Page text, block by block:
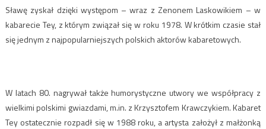
Sławę zyskał dzięki występom – wraz z Zenonem Laskowikiem – w
kabarecie Tey, z którym związał się w roku 1978. W krótkim czasie stał
się jednym z najpopularniejszych polskich aktorów kabaretowych.
W latach 80. nagrywał także humorystyczne utwory we współpracy z
wielkimi polskimi gwiazdami, m.in. z Krzysztofem Krawczykiem. Kabaret
Tey ostatecznie rozpadł się w 1988 roku, a artysta założył z małżonką